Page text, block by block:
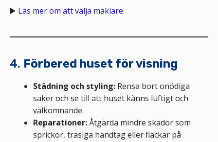
▶️ Läs mer om att välja mäklare
4. Förbered huset för visning
Städning och styling: Rensa bort onödiga
saker och se till att huset känns luftigt och
välkomnande.
Reparationer:Åtgärda mindre skador som
sprickor, trasiga handtag eller fläckar på